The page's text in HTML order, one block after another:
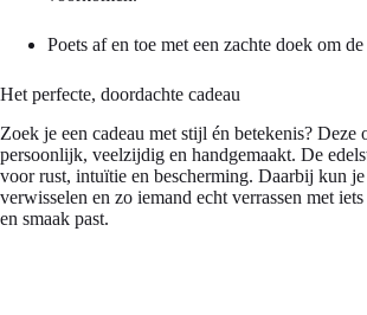
Poets af en toe met een zachte doek om
Het perfecte, doordachte cadeau
Zoek je een cadeau met stijl én betekenis? Deze
persoonlijk, veelzijdig en handgemaakt. De
voor rust, intuïtie en bescherming. Daarbij kun je
verwisselen en zo iemand echt verrassen met
en smaak past.